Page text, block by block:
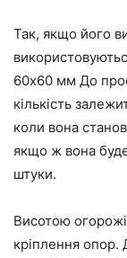
Так, якщо його
60х60 мм До
кількість
коли вона
якщо ж вона
штуки.
Висотою
кріплення опор.